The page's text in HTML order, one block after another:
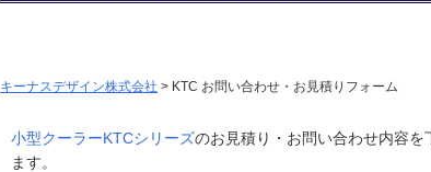
キーナスデザイン株式会社 > KTC お問い合わせ・お見積りフォーム
小型クーラーKTCシリーズのお見積り・お問い合わせ内容
ます。